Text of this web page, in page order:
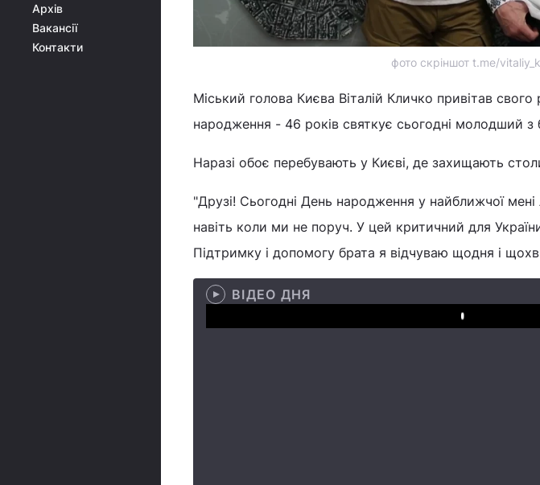
Архів
Вакансії
Контакти
фото скріншот t.me/
Міський голова Києва Віталій Кличко привітав
народження - 46 років святкує сьогодні молодший з
Наразі обоє перебувають у Києві, де захищають
"Друзі! Сьогодні День народження у найближчої
навіть коли ми не поруч. У цей критичний для
Підтримку і допомогу брата я відчуваю щодня і
ВІДЕО ДНЯ
Play